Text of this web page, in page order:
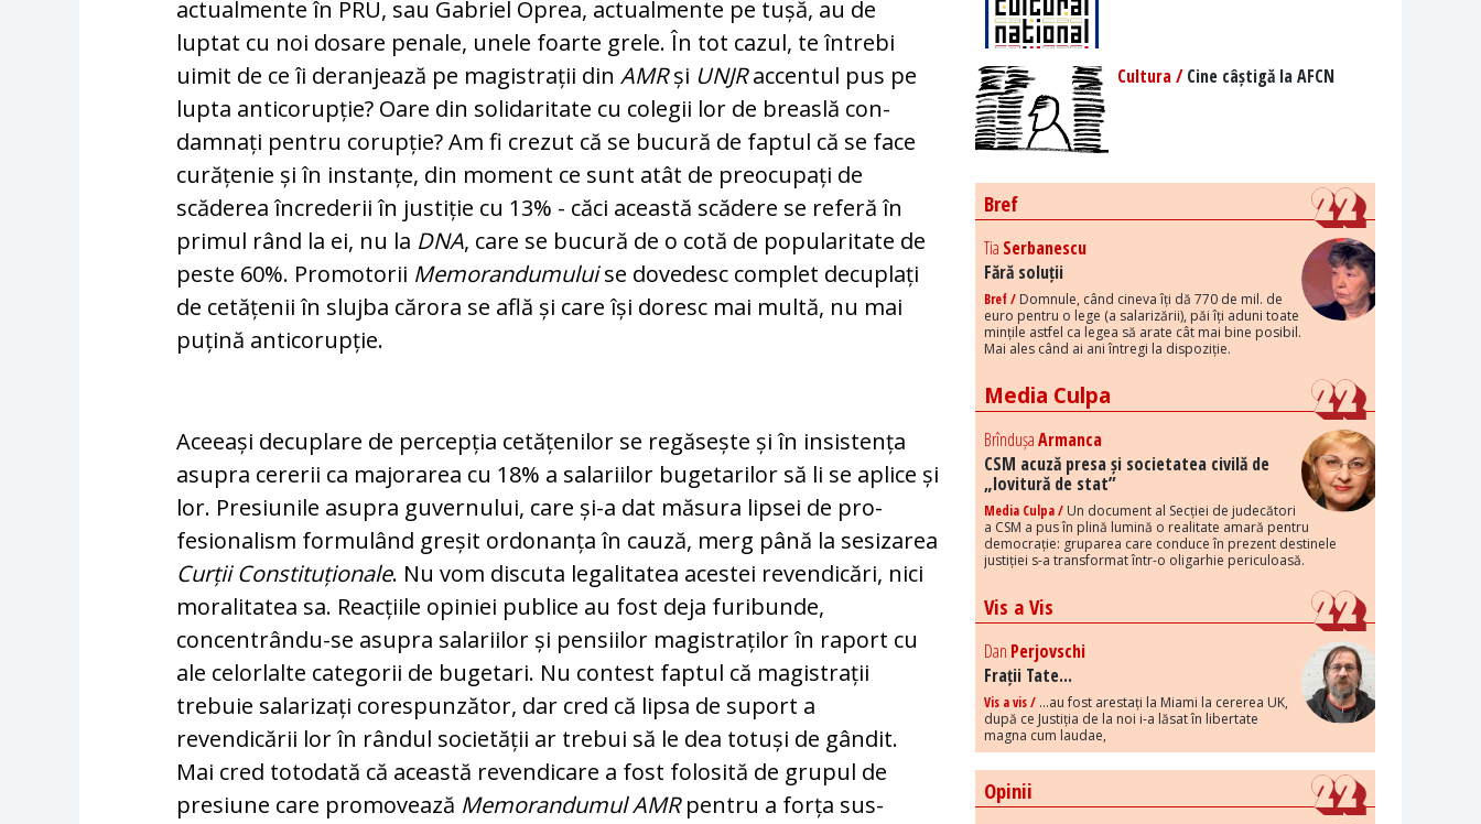
actualmente în PRU, sau Gabriel Oprea, actualmente pe tușă, au de
luptat cu noi dosare penale, unele foarte grele. În tot cazul, te întrebi
uimit de ce îi de­ran­jea­ză pe magistrații dinAMRși UNJRac­centul pus pe
lupta anticorupție? Oare din solidaritate cu colegii lor de breaslă con­
damnați pentru corupție? Am fi crezut că se bucură de faptul că se face
curățenie și în instanțe, din moment ce sunt atât de preocupați de
scăderea în­crederii în jus­tiție cu 13% - căci această scădere se referă în
primul rând la ei, nu la DNA, care se bucură de o co­tă de po­pu­laritate de
pes­te 60%. Pro­motorii Me­mo­randumuluise do­ve­desc com­plet decu­plați
de ce­tă­țenii în slujba cărora se află și care își do­resc mai multă, nu mai
puțină anti­corup­ție.
Aceeași decuplare de percepția cetățenilor se regăsește și în insistența
asupra cererii ca majorarea cu 18% a salariilor buge­ta­rilor să li se aplice și
lor. Presiunile asupra guvernului, care și-a dat măsura lipsei de pro­
fesionalism formulând greșit ordo­nan­ța în cauză, merg până la sesizarea
Curții Constituționale. Nu vom discuta legali­ta­tea acestei revendicări, nici
moralitatea sa. Reacțiile opiniei publice au fost deja fu­ribunde,
concentrându-se asupra sala­rii­lor și pensiilor magistraților în raport cu
ale celorlalte categorii de bugetari. Nu con­test faptul că magistrații
trebuie salarizați corespunzător, dar cred că lipsa de suport a
revendicării lor în rândul societății ar tre­bui să le dea totuși de gândit.
Mai cred totodată că această revendicare a fost fo­lo­sită de grupul de
presiune care pr­o­mo­vea­ză Memorandumul AMRpentru a forța sus­
Cultura /Cine câștigă la AFCN
Bref
Tia Serbanescu
Fără soluții
Bref / Domnule, când cineva îți dă 770 de mil. de
euro pentru o lege (a salarizării), păi îți aduni toate
mințile astfel ca legea să arate cât mai bine posibil.
Mai ales când ai ani întregi la dispoziție.
Media Culpa
BrîndușaArmanca
CSM acuză presa și societatea civilă de
„lovitură de stat”
Media Culpa / Un document al Secției de judecători
a CSM a pus în plină lumină o realitate amară pentru
democrație: gruparea care conduce în prezent destinele
justiției s-a transformat într-o oligarhie periculoasă.
Vis a Vis
Dan Perjovschi
Frații Tate...
Vis a vis / ...au fost arestați la Miami la cererea UK,
după ce Justiția de la noi i-a lăsat în libertate
magna cum laudae,
Opinii